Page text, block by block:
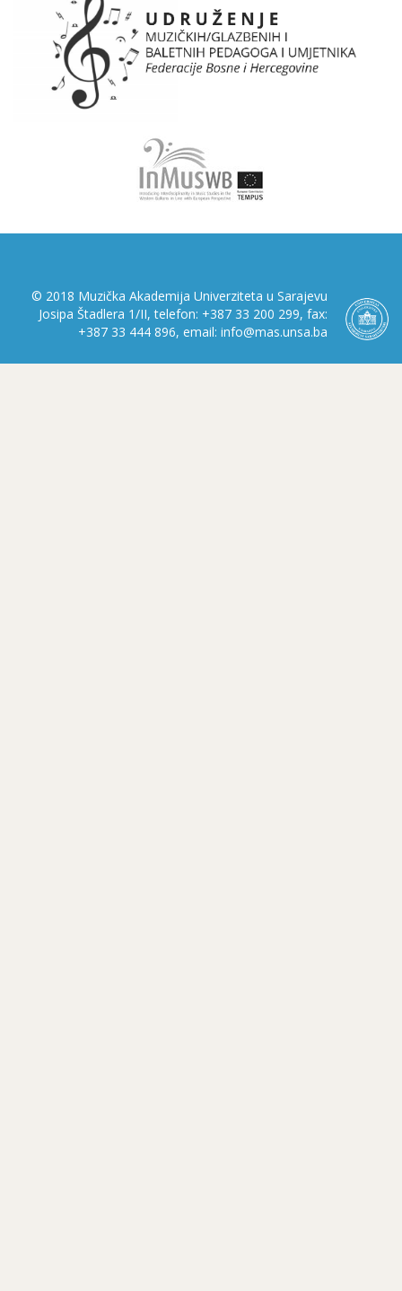
© 2018 Muzička Akademija Univerziteta u Sarajevu
Josipa Štadlera 1/II, telefon: +387 33 200 299, fax:
+387 33 444 896, email: info@mas.unsa.ba